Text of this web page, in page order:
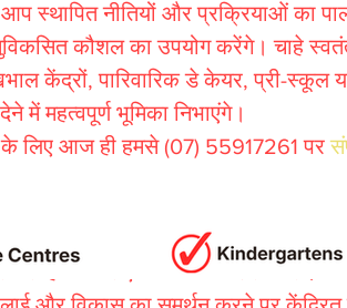
स्थापित नीतियों और प्रक्रियाओं का
कौशल का उपयोग करेंगे। चाहे
केंद्रों, पारिवारिक डे केयर, प्री-स्कूल
में महत्वपूर्ण भूमिका निभाएंगे।
के लिए आज ही हमसे (07) 55917261 पर
शिक्षा और देखभाल में प्रमाणपत्र III
होने के लिए आवश्यक कौशल और ज्ञान